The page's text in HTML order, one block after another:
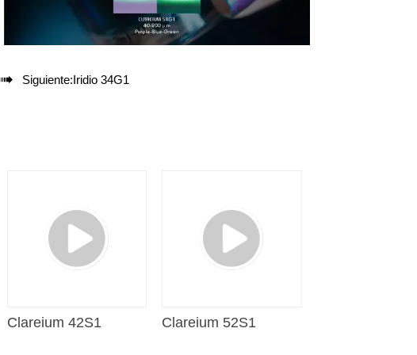
 Siguiente:Iridio 34G1
Clareium 42S1 Clareium 52S1